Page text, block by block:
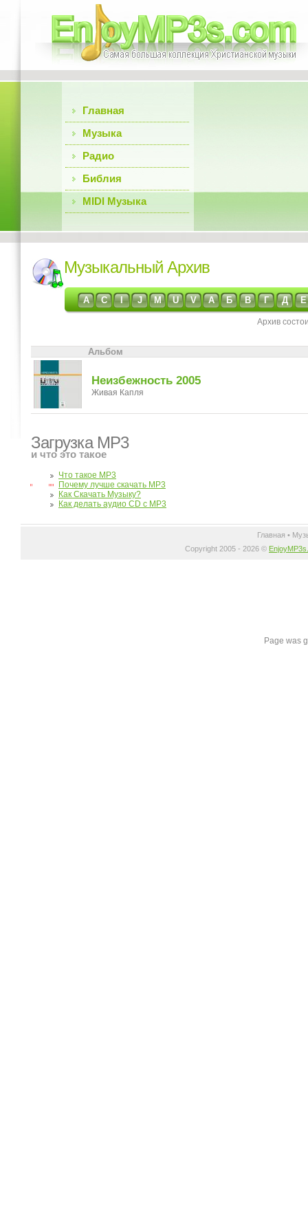
Главная
Музыка
Радио
Библия
MIDI Музыка
Музыкальный Архив
A C I J M U V А Б В Г Д Е
Архив
Альбом
Неизбежность 2005
Живая Капля
Загрузка MP3
и что это такое
Что такое MP3
Почему лучше скачать MP3
Как Скачать Музыку?
Как делать аудио CD с MP3
Главная •
Copyright 2005 - 2026 ©
Page was